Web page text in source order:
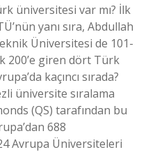
üniversitesi var mı? İlk
yanı sıra, Abdullah
Üniversitesi de 101-
200’e giren dört Türk
kaçıncı sırada?
üniversite sıralama
(QS) tarafından bu
688
Avrupa Üniversiteleri